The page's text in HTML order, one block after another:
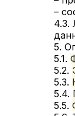
–
4.3.
5.
5.1.
5.2.
5.3.
5.4.
5.5.